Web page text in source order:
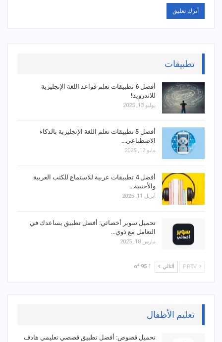
تطبيقات
أفضل 6 تطبيقات تعلم قواعد اللغة الإنجليزية
للاندرويد!
يوليو 13, 2025
أفضل 5 تطبيقات تعلم اللغة الإنجليزية بالذكاء
الاصطناعي…
مايو 12, 2025
أفضل 4 تطبيقات عربية للاستماع للكتب العربية
والأجنبية…
أبريل 11, 2025
تحميل سوبر أخصائي: أفضل تطبيق يساعدك في
التعامل مع ذوي…
مارس 18, 2025
التالي 1 of 95
تعليم الأطفال
تحميل قصوص: أفضل تطبيق قصصي تعليمي هادف